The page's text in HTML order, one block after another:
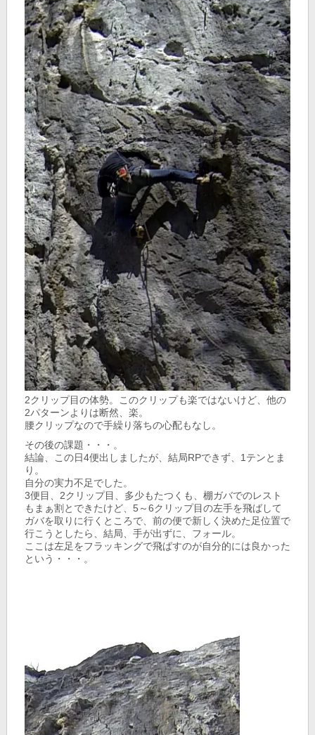
2クリップ目の体勢。このクリップも楽ではないけど、他の
2パターンよりは断然、楽。
腰クリップなので手繰り落ちの心配もなし。
その後の課題・・・。
結論、この日4便出しましたが、結局RPできず、1テンとま
り。
自分の実力不足でした。
3便目、2クリップ目、多少もたつくも、棚ガバでのレスト
もまぁ割とできたけど、5～6クリップ目の左手を飛ばして
ガバを取りに行くところで、前の便で新しく決めた足位置で
行こうとしたら、結局、手が出ずに、フォール。
ここは左足をフラッキングで飛ばすのが自分的には良かった
という・・・。